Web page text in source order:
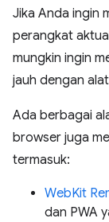
Jika Anda ingin
perangkat
mungkin ingin
jauh dengan
Ada berbagai
browser juga
termasuk:
WebKit
dan PWA